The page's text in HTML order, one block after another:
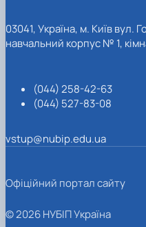
03041, Україна, м. Київ вул.
навчальний корпус № 1,
(044) 258-42-63
(044) 527-83-08
vstup@nubip.edu.ua
Офіційний портал сайту
© 2026 НУБІП Україна